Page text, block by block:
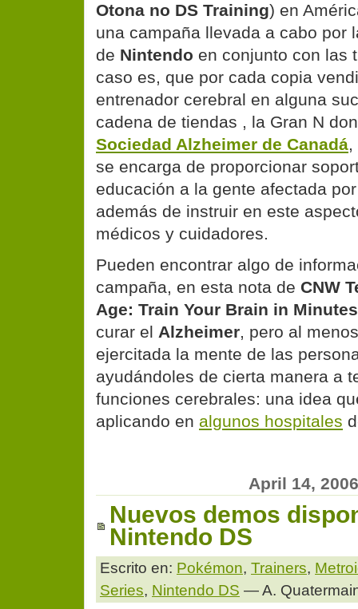
Otona no DS Training) en
una campaña llevada a cabo por
de Nintendo en conjunto con las
caso es, que por cada copia
entrenador cerebral en alguna
cadena de tiendas , la Gran N
Sociedad Alzheimer de Canadá,
se encarga de proporcionar
educación a la gente afectada
además de instruir en este
médicos y cuidadores.
Pueden encontrar algo de
campaña, en esta nota de CNW
Age: Train Your Brain in
curar el Alzheimer, pero al
ejercitada la mente de las
ayudándoles de cierta manera a
funciones cerebrales: una idea
aplicando en algunos hospitales
April 14, 2006
Nuevos demos
Nintendo DS
Escrito en: Pokémon, Trainers,
Series, Nintendo DS — A.